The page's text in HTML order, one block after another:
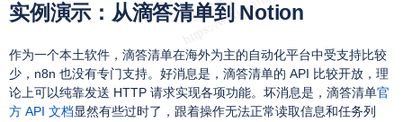
实例演示：从滴答清单到 Notion
作为一个本土软件，滴答清单在海外为主的自动化平台中受支持比较
少，n8n 也没有专门支持。好消息是，滴答清单的 API 比较开放，理
论上可以纯靠发送 HTTP 请求实现各项功能。坏消息是，滴答清单官
方 API 文档显然有些过时了，跟着操作无法正常读取信息和任务列